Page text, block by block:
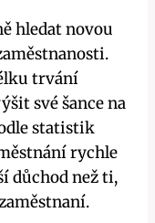
hledat novou
trvání
své šance na
statistik
rychle
důchod než ti,